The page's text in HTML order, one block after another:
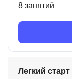
8 занятий
Легкий